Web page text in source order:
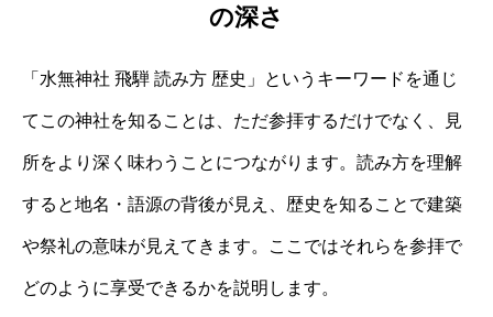
の深さ
「水無神社 飛騨 読み方 歴史」というキーワードを通じ
てこの神社を知ることは、ただ参拝するだけでなく、見
所をより深く味わうことにつながります。読み方を理解
すると地名・語源の背後が見え、歴史を知ることで建築
や祭礼の意味が見えてきます。ここではそれらを参拝で
どのように享受できるかを説明します。